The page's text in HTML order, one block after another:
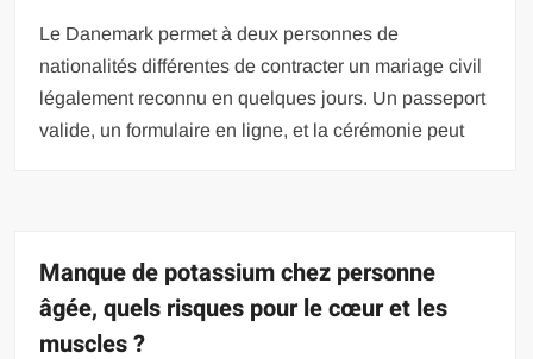
Le Danemark permet à deux personnes de
nationalités différentes de contracter un mariage civil
légalement reconnu en quelques jours. Un passeport
valide, un formulaire en ligne, et la cérémonie peut
Manque de potassium chez personne
âgée, quels risques pour le cœur et les
muscles ?